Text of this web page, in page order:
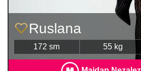
Ruslana
172 sm 55 kg